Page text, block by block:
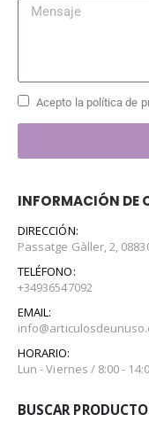
Acepto la política de
INFORMACIÓN DE
DIRECCIÓN:
Passatge Gàller, 2,
TELÉFONO:
+34936547092
EMAIL:
HORARIO:
Lun - Viernes / 8:00 -
BUSCAR